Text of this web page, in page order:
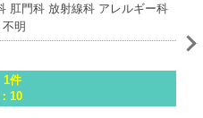
肛門科 放射線科 アレルギー科
明
1件
10